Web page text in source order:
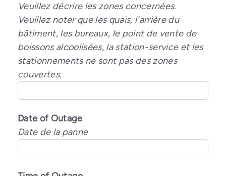
Veuillez décrire les zones concernées.
Veuillez noter que les quais, l'arrière du
bâtiment, les bureaux, le point de vente de
boissons alcoolisées, la station-service et les
stationnements ne sont pas des zones
couvertes.
Date of Outage
Date de la panne